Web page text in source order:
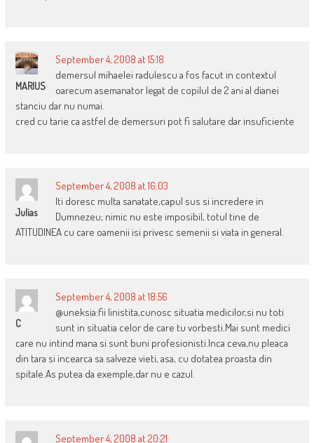
MARIUS
September 4, 2008 at 15:18
demersul mihaelei radulescu a fos facut in contextul
oarecum asemanator legat de copilul de 2 ani al dianei
stanciu dar nu numai.
cred cu tarie ca astfel de demersuri pot fi salutare dar insuficiente
Julias
September 4, 2008 at 16:03
Iti doresc multa sanatate,capul sus si incredere in
Dumnezeu; nimic nu este imposibil, totul tine de
ATITUDINEA cu care oamenii isi privesc semenii si viata in general.
C
September 4, 2008 at 18:56
@uneksia:fii linistita,cunosc situatia medicilor,si nu toti
sunt in situatia celor de care tu vorbesti.Mai sunt medici
care nu intind mana si sunt buni profesionisti.Inca ceva,nu pleaca
din tara si incearca sa salveze vieti, asa, cu dotatea proasta din
spitale.As putea da exemple,dar nu e cazul.
September 4, 2008 at 20:21